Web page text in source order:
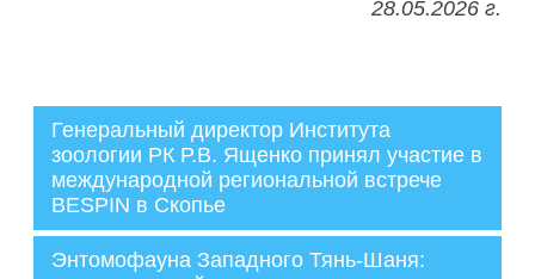
28.05.2026 г.
Администратор
28.05.2026
Генеральный директор Института
зоологии РК Р.В. Ященко принял участие в
международной региональной встрече
BESPIN в Скопье
Энтомофауна Западного Тянь-Шаня: